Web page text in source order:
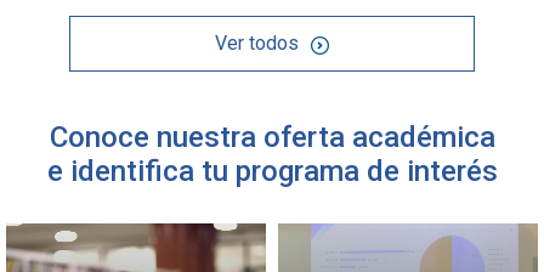
Ver todos
Conoce nuestra oferta académica
e identifica tu programa de interés